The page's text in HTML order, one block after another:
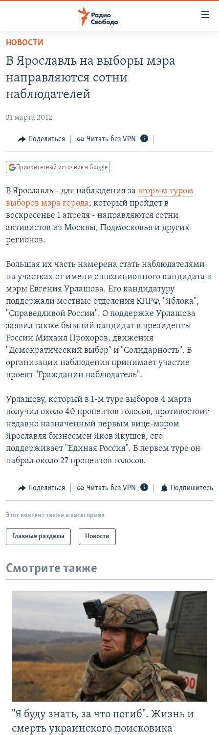
упрощенного
доступа
основному
Вернутся
Вернутся
поиску
ПОДКАСТЫ
АВТОРСКИЕ ПРОЕКТЫ
МНЕНИЯ
КУЛЬТУРА
КАВКАЗ.РЕАЛИИ
СЕВЕР.РЕАЛИИ
СИБИРЬ.РЕАЛИИ
РАСПИСАНИЕ ВЕЩАНИЯ
Все сайты РСЕ/РС
НОВОСТИ
В Ярославль на выборы мэра
направляются сотни
наблюдателей
31 марта 2012
Поделиться Читать без VPN
Приоритетный источник в Google
В Ярославль - для наблюдения за вторым туром
выборов мэра города, который пройдет в
воскресенье 1 апреля - направляются сотни
активистов из Москвы, Подмосковья и других
регионов.
Большая их часть намерена стать наблюдателями
на участках от имени оппозиционного кандидата в
мэры Евгения Урлашова. Его кандидатуру
поддержали местные отделения КПРФ, "Яблока",
"Справедливой России". О поддержке Урлашова
заявил также бывший кандидат в президенты
России Михаил Прохоров, движения
"Демократический выбор" и "Солидарность". В
организации наблюдения принимает участие
проект "Гражданин наблюдатель".
Урлашову, который в 1-м туре выборов 4 марта
получил около 40 процентов голосов, противостоит
недавно назначенный первым вице-мэром
Ярославля бизнесмен Яков Якушев, его
поддерживает "Единая Россия". В первом туре он
набрал около 27 процентов голосов.
Поделиться Читать без VPN Подпишитесь
Этот контент также в категориях
Главные разделы Новости
Смотрите также
"Я буду знать, за что погиб". Жизнь и
смерть украинского поисковика